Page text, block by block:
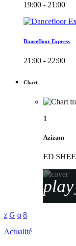
19:00 - 21:00
Dancefloor Express
21:00 - 22:00
Chart
1
Azizam
ED
Actualité